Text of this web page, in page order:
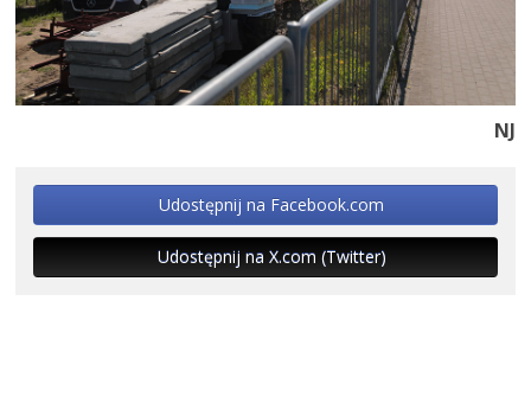
NJ
Udostępnij na Facebook.com
Udostępnij na X.com (Twitter)